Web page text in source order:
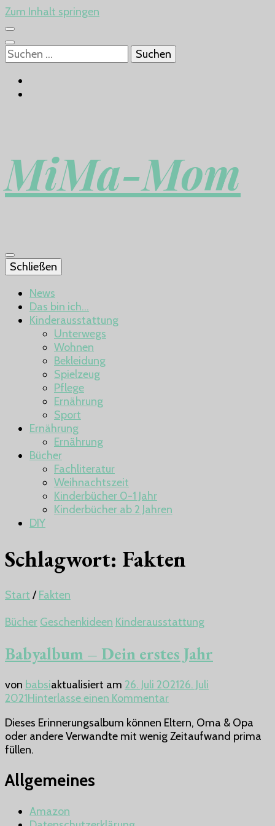
Zum Inhalt springen
Suchen
nach:
MiMa-Mom
Schließen
News
Das bin ich…
Kinderausstattung
Unterwegs
Wohnen
Bekleidung
Spielzeug
Pflege
Ernährung
Sport
Ernährung
Ernährung
Bücher
Fachliteratur
Weihnachtszeit
Kinderbücher 0-1 Jahr
Kinderbücher ab 2 Jahren
DIY
Schlagwort: Fakten
Start / Fakten
Bücher Geschenkideen Kinderausstattung
Babyalbum – Dein erstes Jahr
von babsiaktualisiert am 26. Juli 202126. Juli
2021Hinterlasse einen Kommentarzu
–
Dein
Dieses Erinnerungsalbum können Eltern, Oma & Opa
oder andere Verwandte mit wenig Zeitaufwand prima
füllen.
Allgemeines
Amazon